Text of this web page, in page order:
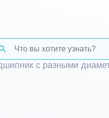
с разными